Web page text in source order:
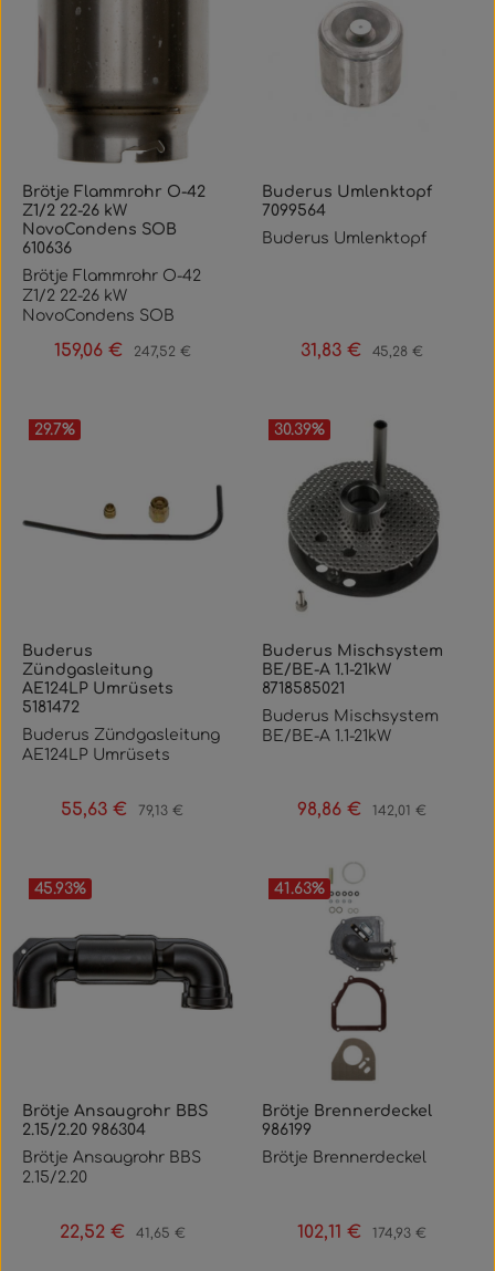
Brötje Flammrohr O-42
Z1/2 22-26 kW
NovoCondens SOB
610636
Brötje Flammrohr O-42
Z1/2 22-26 kW
NovoCondens SOB
Verkaufspreis:
159,06 € Regulärer Preis:
247,52 €
Buderus Umlenktopf
7099564
Buderus Umlenktopf
Verkaufspreis:
31,83 € Regulärer Preis:
45,28 €
29.7%
Buderus
Zündgasleitung
AE124LP Umrüsets
5181472
Buderus Zündgasleitung
AE124LP Umrüsets
Verkaufspreis:
55,63 € Regulärer Preis:
79,13 €
30.39%
Buderus Mischsystem
BE/BE-A 1.1-21kW
8718585021
Buderus Mischsystem
BE/BE-A 1.1-21kW
Verkaufspreis:
98,86 € Regulärer Preis:
142,01 €
45.93%
Brötje Ansaugrohr BBS
2.15/2.20 986304
Brötje Ansaugrohr BBS
2.15/2.20
Verkaufspreis:
22,52 € Regulärer Preis:
41,65 €
41.63%
Brötje Brennerdeckel
986199
Brötje Brennerdeckel
Verkaufspreis:
102,11 € Regulärer Preis:
174,93 €